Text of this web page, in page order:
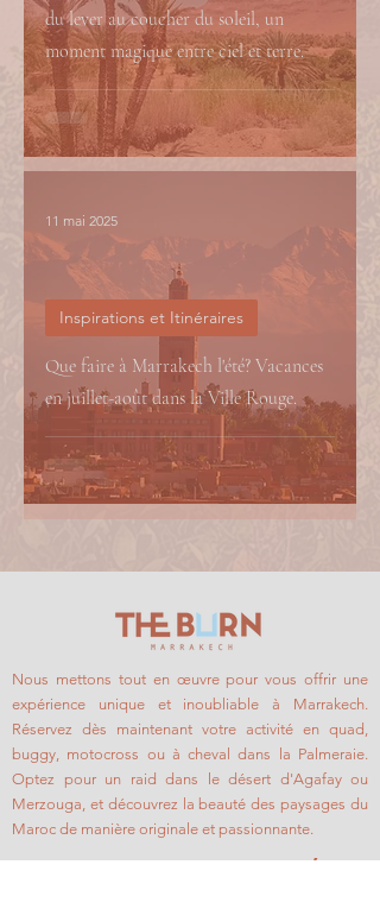
du lever au coucher du soleil, un
moment magique entre ciel et terre.
Que faire à Marrakech l'été? Vacances
en juillet-août dans la Ville Rouge.
Inspirations et Itinéraires
11 mai 2025
Nous mettons tout en œuvre pour vous offrir une
expérience unique et inoubliable à Marrakech.
Réservez dès maintenant votre activité en quad,
buggy, motocross ou à cheval dans la Palmeraie.
Optez pour un raid dans le désert d'Agafay ou
Merzouga, et découvrez la beauté des paysages du
Maroc de manière originale et passionnante.
COMMENCEZ ACTIVITÉS